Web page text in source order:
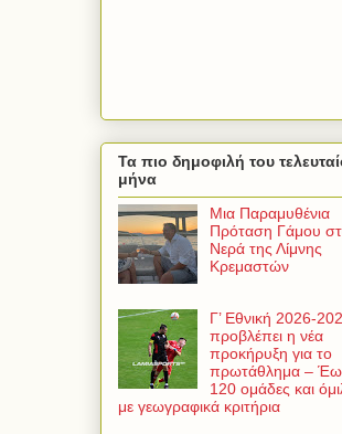
Τα πιο δημοφιλή του
μήνα
Μια Παραμυθένια
Πρόταση Γάμου
Νερά της Λίμνης
Κρεμαστών
Γ’ Εθνική 2026-
προβλέπει η νέα
προκήρυξη για το
πρωτάθλημα –
120 ομάδες και
με γεωγραφικά κριτήρια